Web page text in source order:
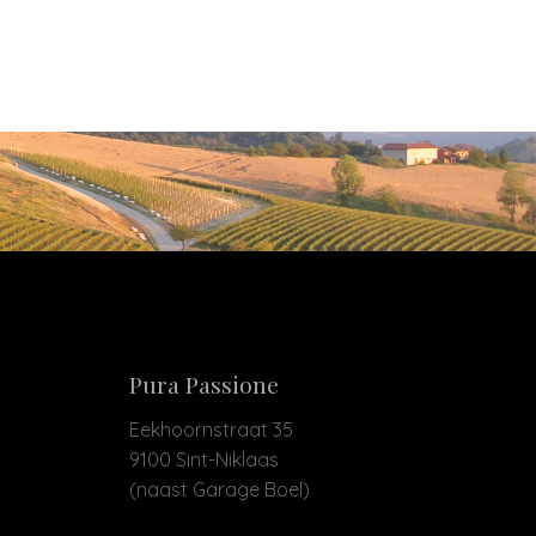
Pura Passione
Eekhoornstraat 35
9100 Sint-Niklaas
(naast Garage Boel)